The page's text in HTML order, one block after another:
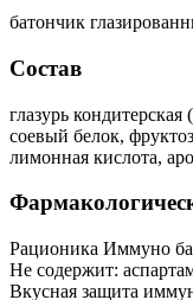
батончик
Состав
глазурь
соевый белок,
лимонная кислота,
Рационика Иммуно
Не содержит:
Вкусная защита